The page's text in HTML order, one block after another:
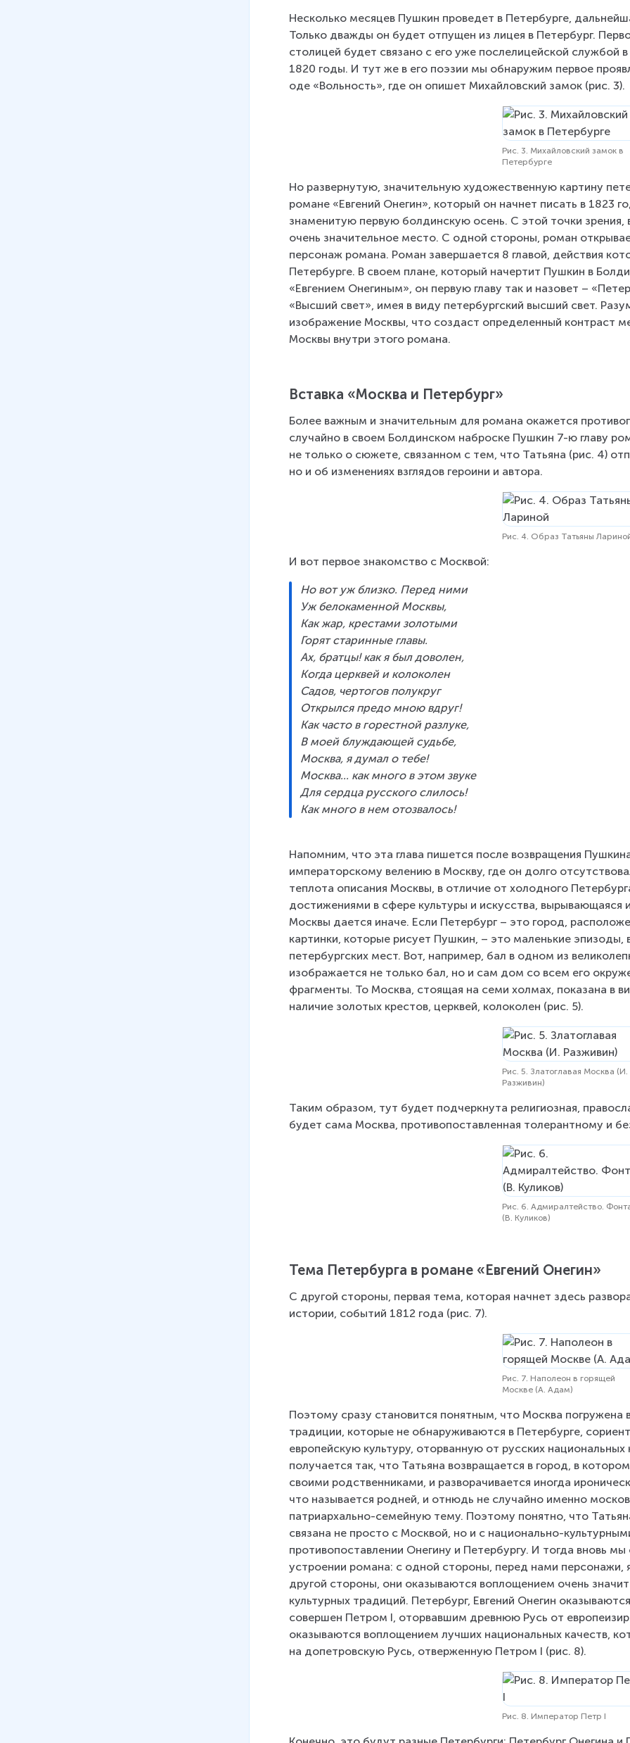
Несколько месяцев Пушкин проведет в Петербурге,
Только дважды он будет отпущен из лицея в Петербург.
столицей будет связано с его уже послелицейской службой
1820 годы. И тут же в его поэзии мы обнаружим первое
оде «Вольность», где он опишет Михайловский замок (рис. 3).
Рис. 3. Михайловский замок в
Петербурге
Но развернутую, значительную художественную картину
романе «Евгений Онегин», который он начнет писать в 1823
знаменитую первую болдинскую осень. С этой точки
очень значительное место. С одной стороны, роман
персонаж романа. Роман завершается 8 главой, действия
Петербурге. В своем плане, который начертит Пушкин в
«Евгением Онегиным», он первую главу так и назовет –
«Высший свет», имея в виду петербургский высший свет.
изображение Москвы, что создаст определенный контраст
Москвы внутри этого романа.
Вставка «Москва и Петербург»
Более важным и значительным для романа окажется
случайно в своем Болдинском наброске Пушкин 7-ю главу
не только о сюжете, связанном с тем, что Татьяна (рис. 4)
но и об изменениях взглядов героини и автора.
Рис. 4. Образ Татьяны
И вот первое знакомство с Москвой:
Но вот уж близко. Перед ними
Уж белокаменной Москвы,
Как жар, крестами золотыми
Горят старинные главы.
Ах, братцы! как я был доволен,
Когда церквей и колоколен
Садов, чертогов полукруг
Открылся предо мною вдруг!
Как часто в горестной разлуке,
В моей блуждающей судьбе,
Москва, я думал о тебе!
Москва... как много в этом звуке
Для сердца русского слилось!
Как много в нем отозвалось!
Напомним, что эта глава пишется после возвращения
императорскому велению в Москву, где он долго
теплота описания Москвы, в отличие от холодного
достижениями в сфере культуры и искусства,
Москвы дается иначе. Если Петербург – это город,
картинки, которые рисует Пушкин, – это маленькие эпизоды,
петербургских мест. Вот, например, бал в одном из
изображается не только бал, но и сам дом со всем его
фрагменты. То Москва, стоящая на семи холмах, показана в
наличие золотых крестов, церквей, колоколен (рис. 5).
Рис. 5. Златоглавая Москва (И.
Разживин)
Таким образом, тут будет подчеркнута религиозная,
будет сама Москва, противопоставленная толерантному и
Рис. 6. Адмиралтейство.
(В. Куликов)
Тема Петербурга в романе «Евгений Онегин»
С другой стороны, первая тема, которая начнет здесь
истории, событий 1812 года (рис. 7).
Рис. 7. Наполеон в горящей
Москве (А. Адам)
Поэтому сразу становится понятным, что Москва погружена
традиции, которые не обнаруживаются в Петербурге,
европейскую культуру, оторванную от русских
получается так, что Татьяна возвращается в город, в
своими родственниками, и разворачивается иногда
что называется родней, и отнюдь не случайно именно
патриархально-семейную тему. Поэтому понятно, что
связана не просто с Москвой, но и с национально-
противопоставлении Онегину и Петербургу. И тогда вновь
устроении романа: с одной стороны, перед нами персонажи,
другой стороны, они оказываются воплощением очень
культурных традиций. Петербург, Евгений Онегин
совершен Петром I, оторвавшим древнюю Русь от
оказываются воплощением лучших национальных качеств,
на допетровскую Русь, отверженную Петром I (рис. 8).
Рис. 8. Император Петр I